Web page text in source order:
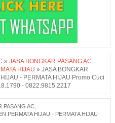
» JASA BONGKAR PASANG AC
HIJAU » JASA BONGKAR
- PERMATA HIJAU Promo Cuci
- 0822.9815.2217
PASANG AC
PERMATA HIJAU - PERMATA HIJAU